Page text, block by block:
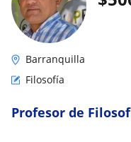
Barranquilla
Filosofía
Profesor de